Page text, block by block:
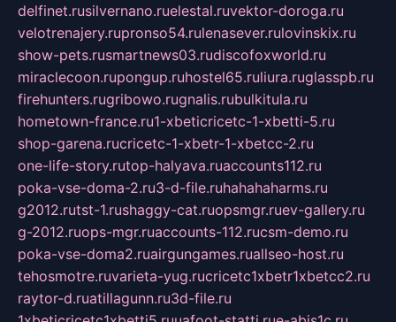
delfinet.rusilvernano.ruelestal.ruvektor-doroga.ru
velotrenajery.rupronso54.rulenasever.rulovinskix.ru
show-pets.rusmartnews03.rudiscofoxworld.ru
miraclecoon.rupongup.ruhostel65.ruliura.ruglasspb.ru
firehunters.rugribowo.rugnalis.rubulkitula.ru
hometown-france.ru1-xbeticricetc-1-xbetti-5.ru
shop-garena.rucricetc-1-xbetr-1-xbetcc-2.ru
one-life-story.rutop-halyava.ruaccounts112.ru
poka-vse-doma-2.ru3-d-file.ruhahahaharms.ru
g2012.rutst-1.rushaggy-cat.ruopsmgr.ruev-gallery.ru
g-2012.ruops-mgr.ruaccounts-112.rucsm-demo.ru
poka-vse-doma2.ruairgungames.ruallseo-host.ru
tehosmotre.ruvarieta-yug.rucricetc1xbetr1xbetcc2.ru
raytor-d.ruatillagunn.ru3d-file.ru